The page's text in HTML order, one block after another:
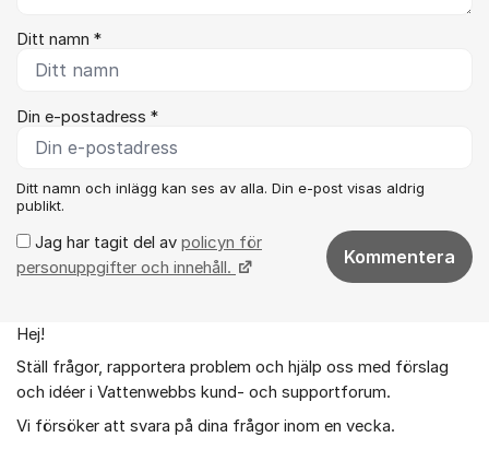
Ditt namn *
Din e-postadress *
Ditt namn och inlägg kan ses av alla. Din e-post visas aldrig
publikt.
Jag har tagit del av policyn för
personuppgifter och innehåll.
Kommentera
Om forumet
Hej!
Ställ frågor, rapportera problem och hjälp oss med förslag
och idéer i Vattenwebbs kund- och supportforum.
Vi försöker att svara på dina frågor inom en vecka.